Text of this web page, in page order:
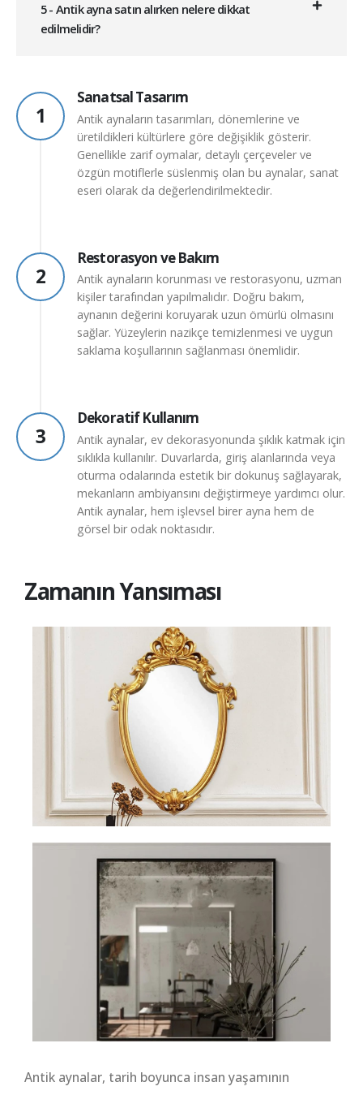
5 - Antik ayna satın alırken nelere dikkat
edilmelidir?
1
Sanatsal Tasarım
Antik aynaların tasarımları, dönemlerine ve
üretildikleri kültürlere göre değişiklik gösterir.
Genellikle zarif oymalar, detaylı çerçeveler ve
özgün motiflerle süslenmiş olan bu aynalar, sanat
eseri olarak da değerlendirilmektedir.
2
Restorasyon ve Bakım
Antik aynaların korunması ve restorasyonu, uzman
kişiler tarafından yapılmalıdır. Doğru bakım,
aynanın değerini koruyarak uzun ömürlü olmasını
sağlar. Yüzeylerin nazikçe temizlenmesi ve uygun
saklama koşullarının sağlanması önemlidir.
3
Dekoratif Kullanım
Antik aynalar, ev dekorasyonunda şıklık katmak için
sıklıkla kullanılır. Duvarlarda, giriş alanlarında veya
oturma odalarında estetik bir dokunuş sağlayarak,
mekanların ambiyansını değiştirmeye yardımcı olur.
Antik aynalar, hem işlevsel birer ayna hem de
görsel bir odak noktasıdır.
Zamanın Yansıması
Antik aynalar, tarih boyunca insan yaşamının